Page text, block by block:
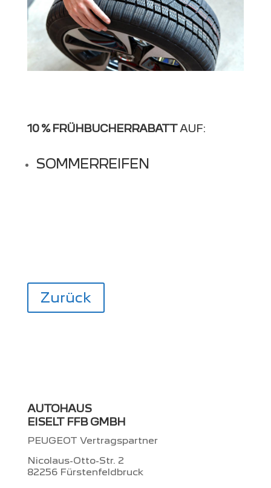
10 %FRÜHBUCHERRABATTAUF:
SOMMERREIFEN
Zurück
AUTOHAUS
EISELT FFB GMBH
PEUGEOT Vertragspartner
Nicolaus-Otto-Str. 2
82256 Fürstenfeldbruck